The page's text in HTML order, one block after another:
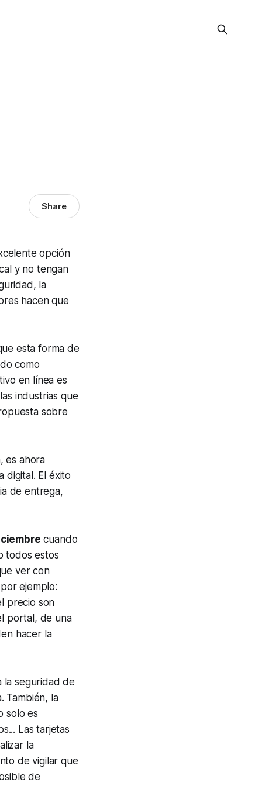
Share
opción
y no tengan
la
hacen que
esta forma de
como
en línea es
industrias que
sobre
es ahora
digital. El éxito
de entrega,
cuando
todos estos
ver con
ejemplo:
precio son
portal, de una
hacer la
la seguridad de
También, la
solo es
Las tarjetas
la
de vigilar que
de